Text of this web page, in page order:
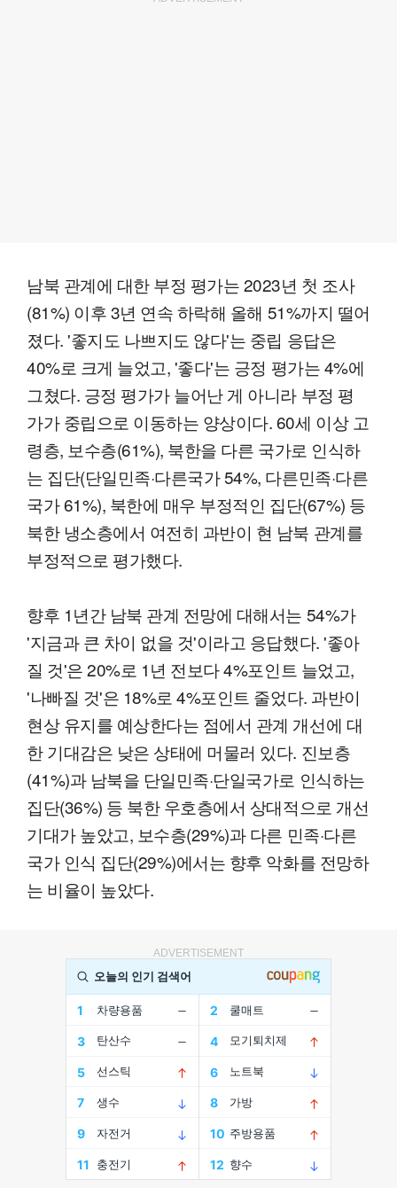
남북 관계에 대한 부정 평가는 2023년 첫 조사
(81%) 이후 3년 연속 하락해 올해 51%까지 떨어
졌다. '좋지도 나쁘지도 않다'는 중립 응답은
40%로 크게 늘었고, '좋다'는 긍정 평가는 4%에
그쳤다. 긍정 평가가 늘어난 게 아니라 부정 평
가가 중립으로 이동하는 양상이다. 60세 이상 고
령층, 보수층(61%), 북한을 다른 국가로 인식하
는 집단(단일민족·다른국가 54%, 다른민족·다른
국가 61%), 북한에 매우 부정적인 집단(67%) 등
북한 냉소층에서 여전히 과반이 현 남북 관계를
부정적으로 평가했다.
향후 1년간 남북 관계 전망에 대해서는 54%가
'지금과 큰 차이 없을 것'이라고 응답했다. '좋아
질 것'은 20%로 1년 전보다 4%포인트 늘었고,
'나빠질 것'은 18%로 4%포인트 줄었다. 과반이
현상 유지를 예상한다는 점에서 관계 개선에 대
한 기대감은 낮은 상태에 머물러 있다. 진보층
(41%)과 남북을 단일민족·단일국가로 인식하는
집단(36%) 등 북한 우호층에서 상대적으로 개선
기대가 높았고, 보수층(29%)과 다른 민족·다른
국가 인식 집단(29%)에서는 향후 악화를 전망하
는 비율이 높았다.
ADVERTISEMENT